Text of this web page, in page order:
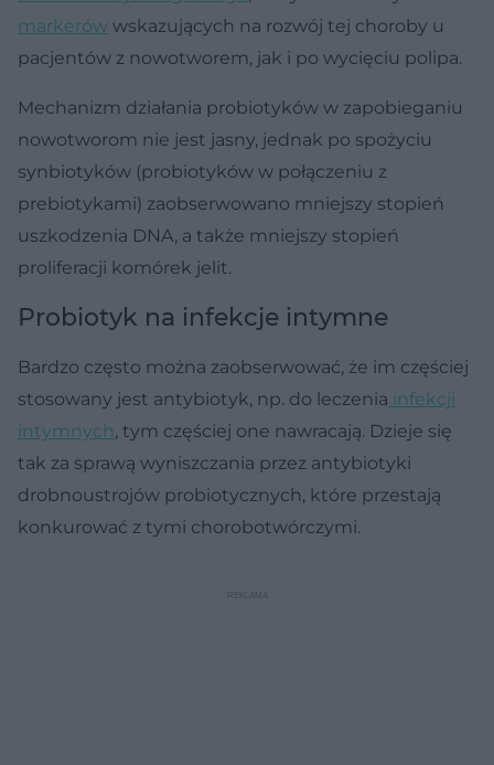
markerów wskazujących na rozwój tej choroby u
pacjentów z nowotworem, jak i po wycięciu polipa.
Mechanizm działania probiotyków w zapobieganiu
nowotworom nie jest jasny, jednak po spożyciu
synbiotyków (probiotyków w połączeniu z
prebiotykami) zaobserwowano mniejszy stopień
uszkodzenia DNA, a także mniejszy stopień
proliferacji komórek jelit.
Probiotyk na infekcje intymne
Bardzo często można zaobserwować, że im częściej
stosowany jest antybiotyk, np. do leczenia infekcji
intymnych, tym częściej one nawracają. Dzieje się
tak za sprawą wyniszczania przez antybiotyki
drobnoustrojów probiotycznych, które przestają
konkurować z tymi chorobotwórczymi.